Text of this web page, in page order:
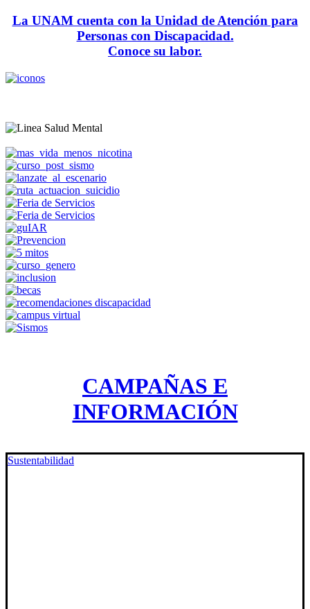
La UNAM cuenta con la Unidad de Atención para
Personas con Discapacidad.
Conoce su labor.
CAMPAÑAS E
INFORMACIÓN
Sustentabilidad